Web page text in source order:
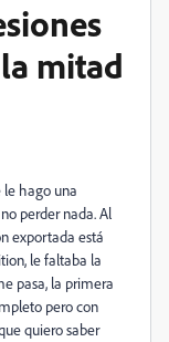
mitad
le hago una
perder nada. Al
exportada está
le faltaba la
pasa, la primera
pero con
quiero saber